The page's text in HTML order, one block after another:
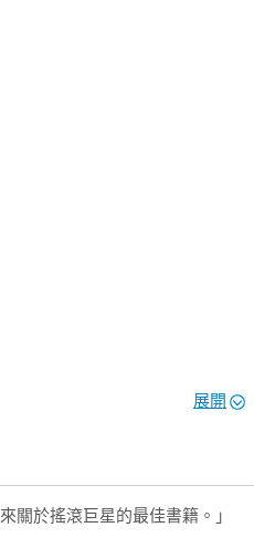
火藥味十足的創作分歧後，波諾
名、最有影響力那些歌曲背後的
人的潛能是貫穿全文的主題，而
像是「微小卻堅定的聲音」，他
，當年樂團第一次團練的那個星
了指引，現在他們來到了第三
展開
關於搖滾巨星的最佳書籍。」